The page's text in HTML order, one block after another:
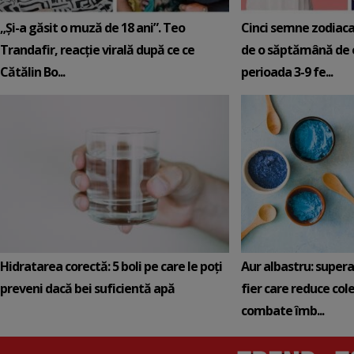
„Și-a găsit o muză de 18 ani”. Teo
Trandafir, reacție virală după ce ce
Cătălin Bo...
Cinci semne
de o săptămână de
perioada 3-9 fe...
Hidratarea corectă: 5 boli pe care le poți
preveni dacă bei suficientă apă
Aur albastru:
fier care reduce
combate îmb...